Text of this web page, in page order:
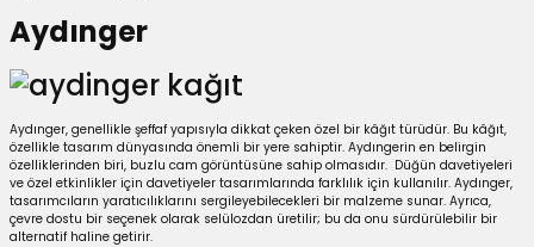
ve Koliler
Aydınger
Aydınger, genellikle şeffaf yapısıyla dikkat çeken özel bir kâğıt türüdür. Bu kâğıt,
özellikle tasarım dünyasında önemli bir yere sahiptir. Aydıngerin en belirgin
özelliklerinden biri, buzlu cam görüntüsüne sahip olmasıdır. Düğün davetiyeleri
ve özel etkinlikler için davetiyeler tasarımlarında farklılık için kullanılır. Aydınger,
tasarımcıların yaratıcılıklarını sergileyebilecekleri bir malzeme sunar. Ayrıca,
çevre dostu bir seçenek olarak selülozdan üretilir; bu da onu sürdürülebilir bir
alternatif haline getirir.